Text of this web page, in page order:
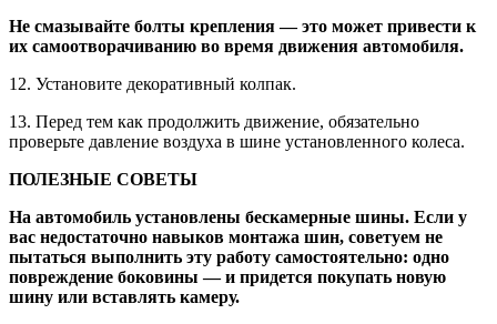
Не смазывайте болты крепления — это может привести к
их самоотворачиванию во время движения автомобиля.
12. Установите декоративный колпак.
13. Перед тем как продолжить движение, обязательно
проверьте давление воздуха в шине установленного колеса.
ПОЛЕЗНЫЕ СОВЕТЫ
На автомобиль установлены бескамерные шины. Если у
вас недостаточно навыков монтажа шин, советуем не
пытаться выполнить эту работу самостоятельно: одно
повреждение боковины — и придется покупать новую
шину или вставлять камеру.